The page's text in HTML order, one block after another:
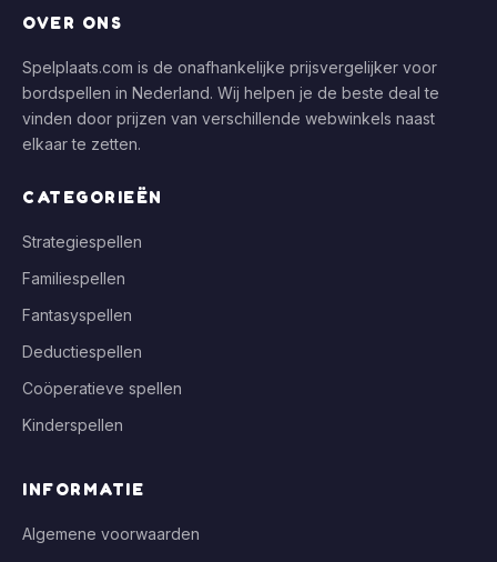
OVER ONS
Spelplaats.com is de onafhankelijke prijsvergelijker voor
bordspellen in Nederland. Wij helpen je de beste deal te
vinden door prijzen van verschillende webwinkels naast
elkaar te zetten.
CATEGORIEËN
Strategiespellen
Familiespellen
Fantasyspellen
Deductiespellen
Coöperatieve spellen
Kinderspellen
INFORMATIE
Algemene voorwaarden